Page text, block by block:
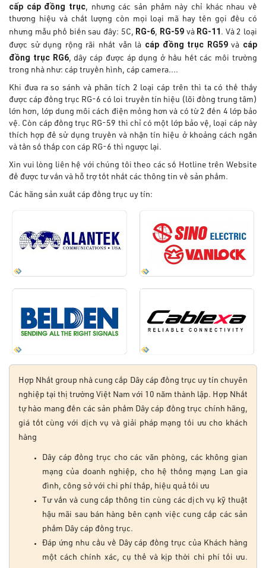
cấp cáp đồng trục, nhưng các sản phẩm này chỉ khác nhau về
thương hiệu và chất lượng còn mọi loại mã hay tên gọi đều có
nhưng mẫu phổ biến sau đây: 5C, RG-6, RG-59và RG-11 . Và 2 loại
được sử dụng rộng rãi nhất vẫn là cáp đồng trục RG59và cáp
đồng trục RG6, dây cáp được áp dụng ở hầu hết các môi trường
trong nhà như: cáp truyền hình, cáp camera....
Khi đưa ra so sánh và phân tích 2 loại cáp trên thì ta có thể thấy
được cáp đồng trục RG-6 có loi truyền tín hiệu (lõi đồng trung tâm)
lớn hơn, lớp dung môi cách điện mỏng hơn và có từ 2 đến 4 lớp bảo
vệ. Còn cáp đồng trục RG-59 thì chỉ có một lớp bảo vệ, loại cáp này
thích hợp để sử dụng truyền và nhận tín hiệu ở khoảng cách ngắn
và tần số thấp con cáp RG-6 thì ngược lại.
Xin vui lòng liên hệ với chúng tôi theo các số Hotline trên Website
để được tư vấn và hỗ trợ tốt nhất các thông tin về sản phẩm.
Các hãng sản xuất cáp đồng trục uy tín:
Hợp Nhất group nhà cung cấp Dây cáp đồng trục uy tín chuyên
nghiệp tại thị trường Việt Nam với 10 năm thành lập. Hợp Nhất
tự hào mang đến các sản phẩm Dây cáp đồng trục chính hãng,
giá tốt cùng với dịch vụ và giải pháp mạng tối ưu cho khách
hàng
Dây cáp đồng trục cho các văn phòng, các không gian
mạng của doanh nghiệp, cho hệ thống mạng Lan gia
đình, công sở với chi phí thấp, hiệu quả tối ưu
Tư vấn và cung cấp thông tin cùng các dịch vụ kỹ thuật
hậu mãi sau bán hàng bên cạnh việc cung cấp các sản
phẩm Dây cáp đồng trục.
Đáp ứng nhu cầu về Dây cáp đồng trục của Khách hàng
một cách chính xác, cụ thể và kịp thời chi phí tối ưu.